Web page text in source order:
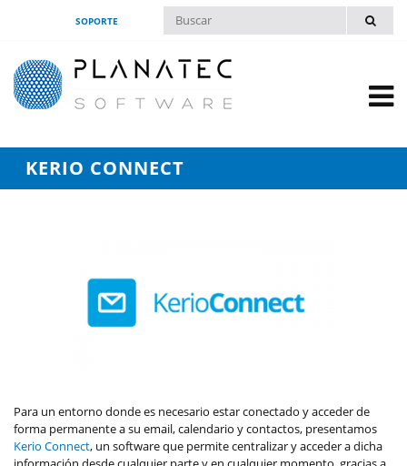
SOPORTE
KERIO CONNECT
Para un entorno donde es necesario estar conectado y acceder de
forma permanente a su email, calendario y contactos, presentamos
Kerio Connect, un software que permite centralizar y acceder a dicha